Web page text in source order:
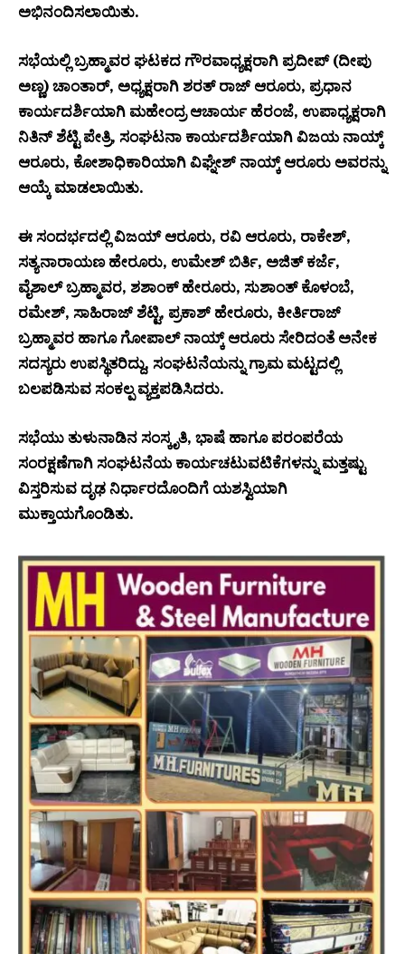
ಅಭಿನಂದಿಸಲಾಯಿತು.
ಸಭೆಯಲ್ಲಿ ಬ್ರಹ್ಮಾವರ ಘಟಕದ ಗೌರವಾಧ್ಯಕ್ಷರಾಗಿ ಪ್ರದೀಪ್ (ದೀಪು
ಅಣ್ಣ) ಚಾಂತಾರ್, ಅಧ್ಯಕ್ಷರಾಗಿ ಶರತ್ ರಾಜ್ ಆರೂರು, ಪ್ರಧಾನ
ಕಾರ್ಯದರ್ಶಿಯಾಗಿ ಮಹೇಂದ್ರ ಆಚಾರ್ಯ ಹೆರಂಜೆ, ಉಪಾಧ್ಯಕ್ಷರಾಗಿ
ನಿತಿನ್ ಶೆಟ್ಟಿ ಪೇತ್ರಿ, ಸಂಘಟನಾ ಕಾರ್ಯದರ್ಶಿಯಾಗಿ ವಿಜಯ ನಾಯ್ಕ್
ಆರೂರು, ಕೋಶಾಧಿಕಾರಿಯಾಗಿ ವಿಘ್ನೇಶ್ ನಾಯ್ಕ್ ಆರೂರು ಅವರನ್ನು
ಆಯ್ಕೆ ಮಾಡಲಾಯಿತು.
ಈ ಸಂದರ್ಭದಲ್ಲಿ ವಿಜಯ್ ಆರೂರು, ರವಿ ಆರೂರು, ರಾಕೇಶ್,
ಸತ್ಯನಾರಾಯಣ ಹೇರೂರು, ಉಮೇಶ್ ಬಿರ್ತಿ, ಅಜಿತ್ ಕರ್ಜೆ,
ವೈಶಾಲ್ ಬ್ರಹ್ಮಾವರ, ಶಶಾಂಕ್ ಹೇರೂರು, ಸುಶಾಂತ್ ಕೊಳಂಬೆ,
ರಮೇಶ್, ಸಾಹಿರಾಜ್ ಶೆಟ್ಟಿ, ಪ್ರಕಾಶ್ ಹೇರೂರು, ಕೀರ್ತಿರಾಜ್
ಬ್ರಹ್ಮಾವರ ಹಾಗೂ ಗೋಪಾಲ್ ನಾಯ್ಕ್ ಆರೂರು ಸೇರಿದಂತೆ ಅನೇಕ
ಸದಸ್ಯರು ಉಪಸ್ಥಿತರಿದ್ದು, ಸಂಘಟನೆಯನ್ನು ಗ್ರಾಮ ಮಟ್ಟದಲ್ಲಿ
ಬಲಪಡಿಸುವ ಸಂಕಲ್ಪ ವ್ಯಕ್ತಪಡಿಸಿದರು.
ಸಭೆಯು ತುಳುನಾಡಿನ ಸಂಸ್ಕೃತಿ, ಭಾಷೆ ಹಾಗೂ ಪರಂಪರೆಯ
ಸಂರಕ್ಷಣೆಗಾಗಿ ಸಂಘಟನೆಯ ಕಾರ್ಯಚಟುವಟಿಕೆಗಳನ್ನು ಮತ್ತಷ್ಟು
ವಿಸ್ತರಿಸುವ ದೃಢ ನಿರ್ಧಾರದೊಂದಿಗೆ ಯಶಸ್ವಿಯಾಗಿ
ಮುಕ್ತಾಯಗೊಂಡಿತು.